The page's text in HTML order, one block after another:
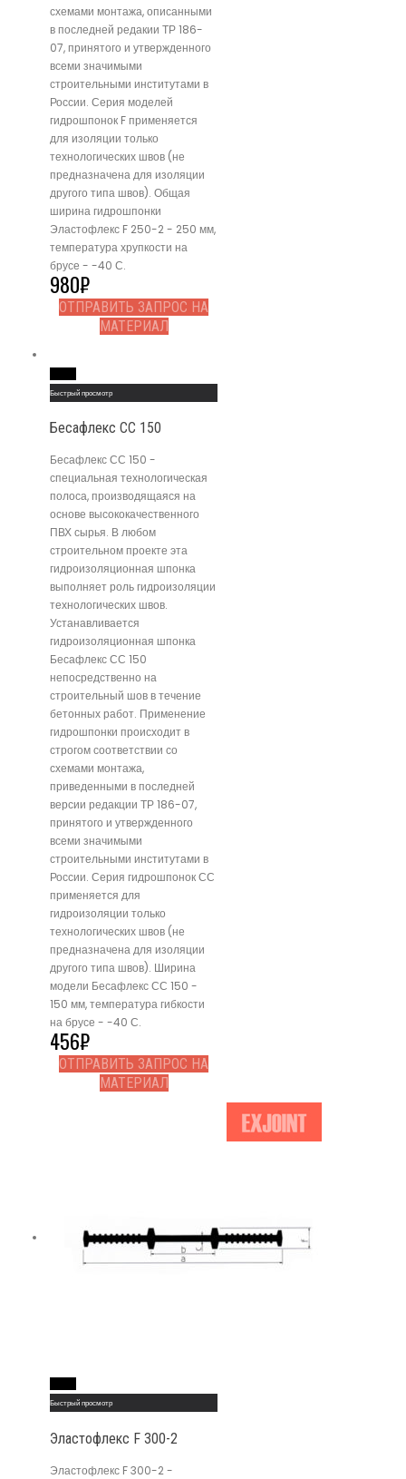
схемами монтажа, описанными
в последней редакии ТР 186-
07, принятого и утвержденного
всеми значимыми
строительными институтами в
России. Серия моделей
гидрошпонок F применяется
для изоляции только
технологических швов (не
предназначена для изоляции
другого типа швов). Общая
ширина гидрошпонки
Эластофлекс F 250-2 - 250 мм,
температура хрупкости на
брусе - -40 С.
980₽
ОТПРАВИТЬ ЗАПРОС НА
МАТЕРИАЛ
Быстрый просмотр
Бесафлекс СС 150
Бесафлекс СС 150 -
специальная технологическая
полоса, производящаяся на
основе высококачественного
ПВХ сырья. В любом
строительном проекте эта
гидроизоляционная шпонка
выполняет роль гидроизоляции
технологических швов.
Устанавливается
гидроизоляционная шпонка
Бесафлекс СС 150
непосредственно на
строительный шов в течение
бетонных работ. Применение
гидрошпонки происходит в
строгом соответствии со
схемами монтажа,
приведенными в последней
версии редакции ТР 186-07,
принятого и утвержденного
всеми значимыми
строительными институтами в
России. Серия гидрошпонок СС
применяется для
гидроизоляции только
технологических швов (не
предназначена для изоляции
другого типа швов). Ширина
модели Бесафлекс СС 150 -
150 мм, температура гибкости
на брусе - -40 С.
456₽
ОТПРАВИТЬ ЗАПРОС НА
МАТЕРИАЛ
Быстрый просмотр
Эластофлекс F 300-2
Эластофлекс F 300-2 -